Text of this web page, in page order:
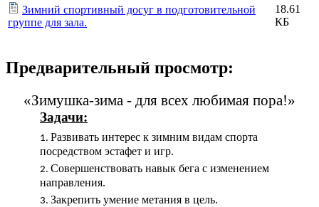
Зимний спортивный досуг в подготовительной
группе для зала.
18.61
КБ
Предварительный просмотр:
«Зимушка-зима - для всех любимая пора!»
Задачи:
Развивать интерес к зимним видам спорта
посредством эстафет и игр.
Совершенствовать навык бега с изменением
направления.
Закрепить умение метания в цель.